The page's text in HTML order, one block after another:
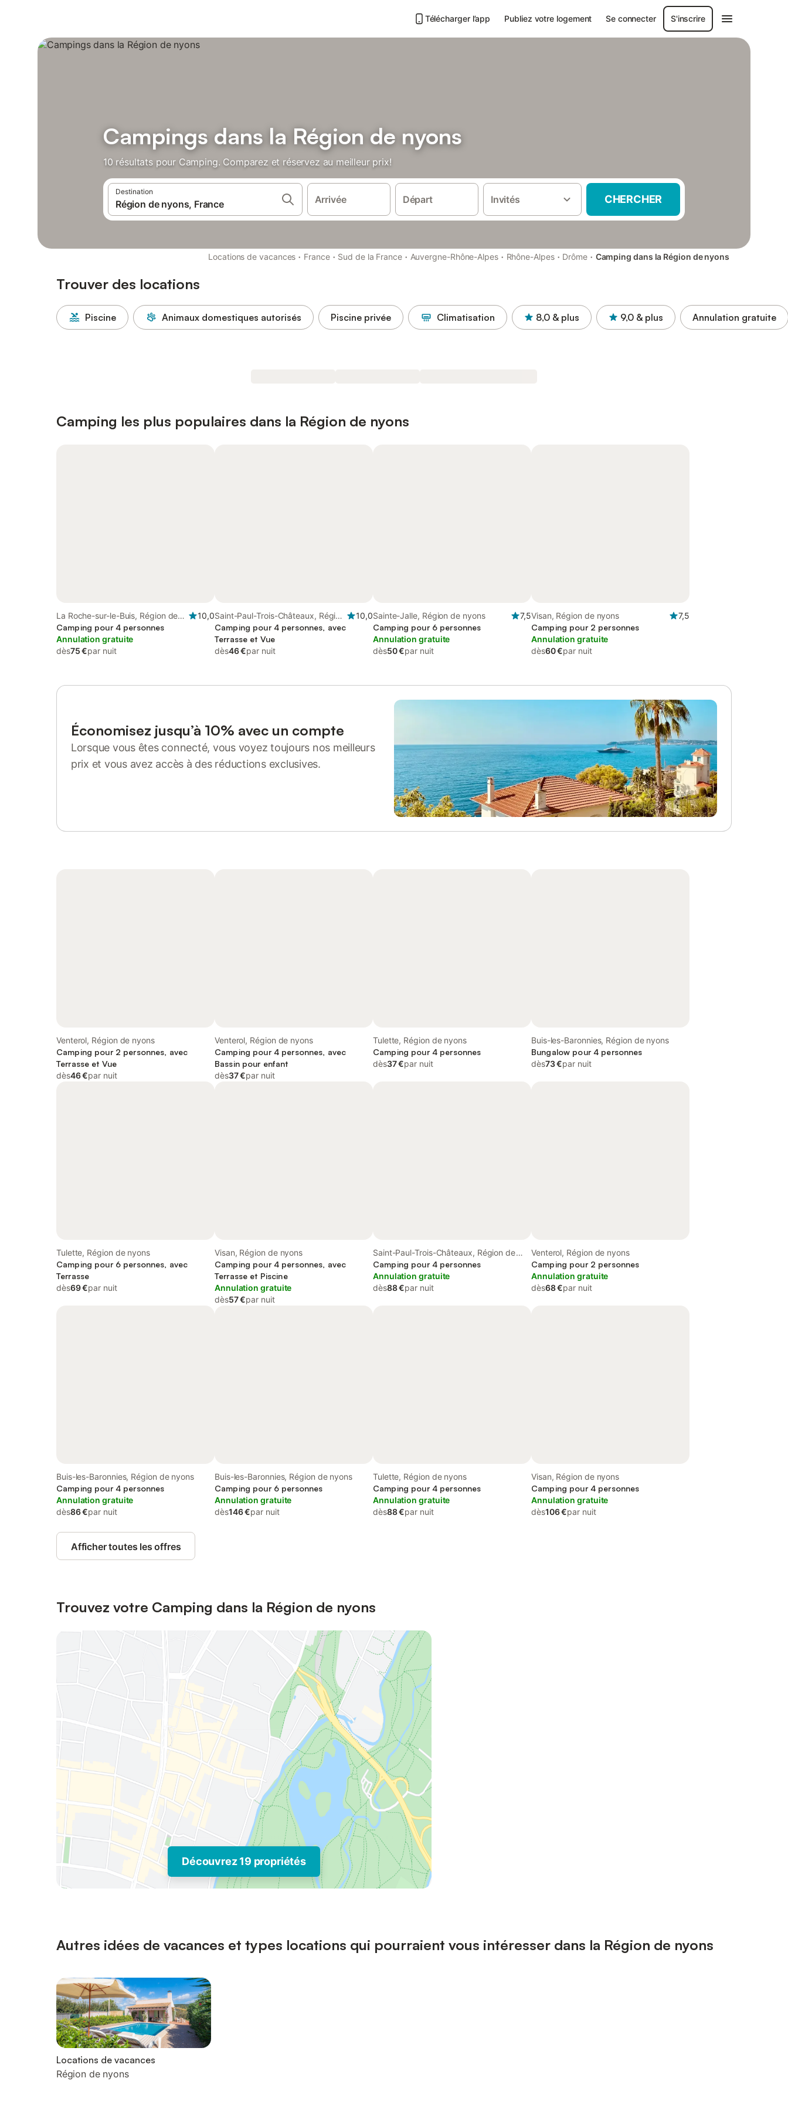
Télécharger l’app Publiez votre logement Se connecter S'inscrire
Campings dans la Région de nyons
10 résultats pour Camping. Comparez et réservez au meilleur prix!
Destination
Arrivée Départ Invités CHERCHER
Locations de vacances · France · Sud de la France · Auvergne-Rhône-Alpes · Rhône-Alpes · Drôme · Camping dans la Région de nyons
Trouver des locations
Piscine Animaux domestiques autorisés Piscine privée Climatisation 8,0 & plus 9,0 & plus Annulation gratuite
Camping les plus populaires dans la Région de nyons
La Roche-sur-le-Buis, Région de
nyons
10,0
Camping pour 4 personnes
Annulation gratuite
dès75 €par nuit
Saint-Paul-Trois-Châteaux, Région
de nyons
10,0
Camping pour 4 personnes, avec
Terrasse et Vue
dès46 €par nuit
Sainte-Jalle, Région de nyons
7,5
Camping pour 6 personnes
Annulation gratuite
dès50 €par nuit
Visan, Région de nyons
7,5
Camping pour 2 personnes
Annulation gratuite
dès60 €par nuit
Économisez jusqu’à 10% avec un compte
Lorsque vous êtes connecté, vous voyez toujours nos meilleurs
prix et vous avez accès à des réductions exclusives.
Venterol, Région de nyons
Camping pour 2 personnes, avec
Terrasse et Vue
dès46 €par nuit
Venterol, Région de nyons
Camping pour 4 personnes, avec
Bassin pour enfant
dès37 €par nuit
Tulette, Région de nyons
Camping pour 4 personnes
dès37 €par nuit
Buis-les-Baronnies, Région de nyons
Bungalow pour 4 personnes
dès73 €par nuit
Tulette, Région de nyons
Camping pour 6 personnes, avec
Terrasse
dès69 €par nuit
Visan, Région de nyons
Camping pour 4 personnes, avec
Terrasse et Piscine
Annulation gratuite
dès57 €par nuit
Saint-Paul-Trois-Châteaux, Région de
nyons
Camping pour 4 personnes
Annulation gratuite
dès88 €par nuit
Venterol, Région de nyons
Camping pour 2 personnes
Annulation gratuite
dès68 €par nuit
Buis-les-Baronnies, Région de nyons
Camping pour 4 personnes
Annulation gratuite
dès86 €par nuit
Buis-les-Baronnies, Région de nyons
Camping pour 6 personnes
Annulation gratuite
dès146 €par nuit
Tulette, Région de nyons
Camping pour 4 personnes
Annulation gratuite
dès88 €par nuit
Visan, Région de nyons
Camping pour 4 personnes
Annulation gratuite
dès106 €par nuit
Afficher toutes les offres
Trouvez votre Camping dans la Région de nyons
Découvrez 19 propriétés
Autres idées de vacances et types locations qui pourraient vous intéresser dans la Région de nyons
Locations de vacances
Région de nyons